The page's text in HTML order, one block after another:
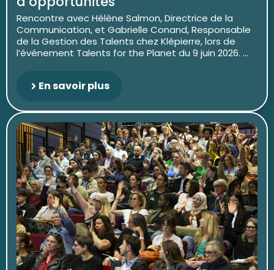
Rencontre avec Hélène Salmon, Directrice de la
Communication, et Gabrielle Conand, Responsable
de la Gestion des Talents chez Klépierre, lors de
l’événement Talents for the Planet du 9 juin 2026. ...
En savoir plus